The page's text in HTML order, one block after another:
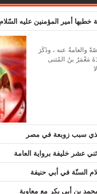
والعامةُ عنه ، وذَكَرَ
مَعْمَرُ بنُ المُثنى
سبب زوبعة في مصر
عشر خليفة برواية العامة
السنّة في أبي حنيفة
بن أبي بكر مع معاوية